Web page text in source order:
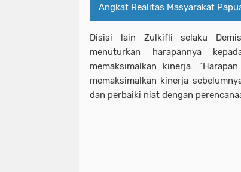
Angkat Realitas Masyarakat
Disisi lain Zulkifli selaku
menuturkan harapannya
memaksimalkan kinerja.
memaksimalkan kinerja
dan perbaiki niat dengan